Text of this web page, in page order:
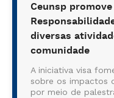
Ceunsp
diversas
comunidade
A iniciativa visa
sobre os impactos
por meio de